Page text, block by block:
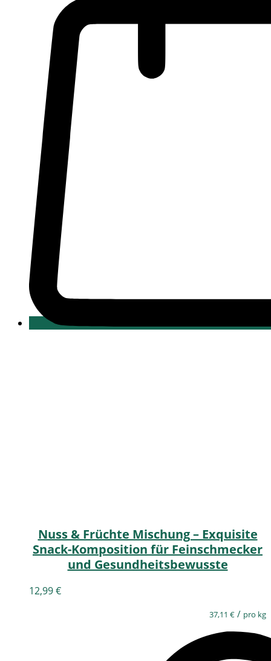
Nuss & Früchte Mischung – Exquisite
Snack-Komposition für Feinschmecker
und Gesundheitsbewusste
12,99€
37,11 € / pro kg